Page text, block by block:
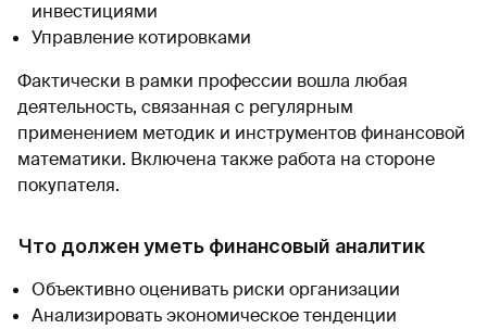
инвестициями
Управление котировками
Фактически в рамки профессии вошла любая
деятельность, связанная с регулярным
применением методик и инструментов финансовой
математики. Включена также работа на стороне
покупателя.
Что должен уметь финансовый аналитик
Объективно оценивать риски организации
Анализировать экономическое тенденции